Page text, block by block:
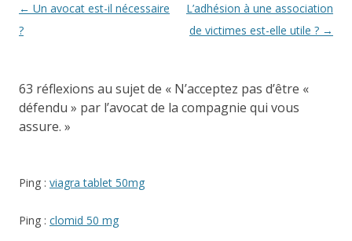
Navigation des articles
← Un avocat est-il nécessaire
?
L’adhésion à une association
de victimes est-elle utile ? →
63 réflexions au sujet de « N’acceptez pas d’être «
défendu » par l’avocat de la compagnie qui vous
assure. »
Ping : viagra tablet 50mg
Ping : clomid 50 mg